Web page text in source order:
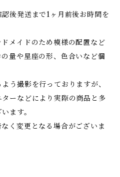
後発送まで1ヶ月前後お時間を
メイドのため模様の配置など
量や星座の形、色合いなど個
う撮影を行っておりますが、
ーなどにより実際の商品と多
ます。
く変更となる場合がございま